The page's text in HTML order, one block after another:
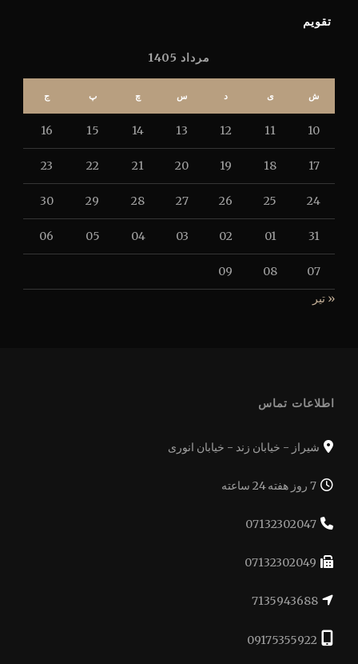
تقویم
مرداد 1405
ش ی د س چ پ ج
10
11
12
13
14
15
16
17
18
19
20
21
22
23
24
25
26
27
28
29
30
31
01
02
03
04
05
06
07
08
09
« تیر
اطلاعات تماس
شیراز - خیابان زند - خیابان انوری